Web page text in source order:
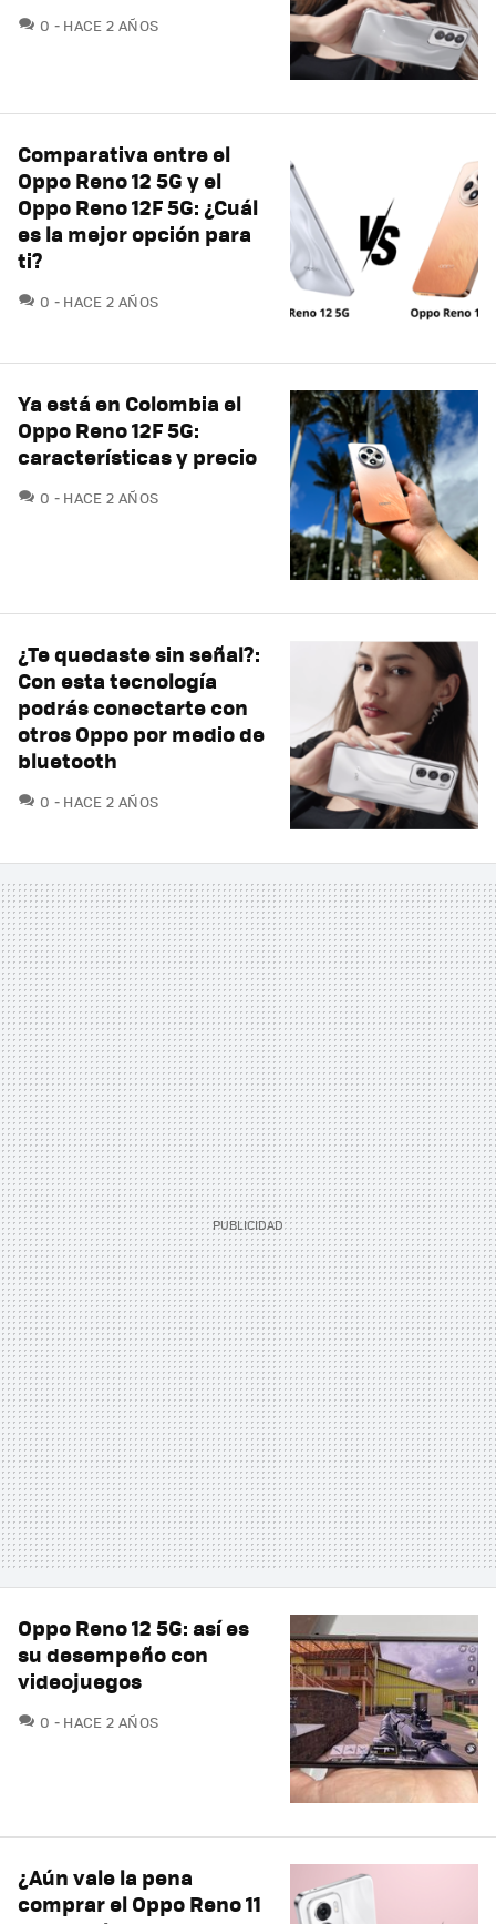
0 COMENTARIOS
HACE 2 AÑOS
Comparativa entre el
Oppo Reno 12 5G y el
Oppo Reno 12F 5G: ¿Cuál
es la mejor opción para
ti?
0 COMENTARIOS
HACE 2 AÑOS
Ya está en Colombia el
Oppo Reno 12F 5G:
características y precio
0 COMENTARIOS
HACE 2 AÑOS
¿Te quedaste sin señal?:
Con esta tecnología
podrás conectarte con
otros Oppo por medio de
bluetooth
0 COMENTARIOS
HACE 2 AÑOS
Oppo Reno 12 5G: así es
su desempeño con
videojuegos
0 COMENTARIOS
HACE 2 AÑOS
¿Aún vale la pena
comprar el Oppo Reno 11